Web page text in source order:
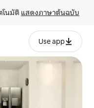
โนมัติ แสดงภาษาต้นฉบับ
Use app